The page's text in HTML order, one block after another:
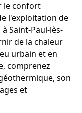
le confort
l'exploitation de
Saint-Paul-lès-
de la chaleur
urbain et en
comprenez
son
et